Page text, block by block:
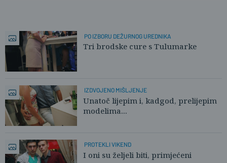
PO IZBORU DEŽURNOG UREDNIKA
Tri brodske cure s Tulumarke
IZDVOJENO MIŠLJENJE
Unatoč lijepim i, kadgod, prelijepim
modelima...
PROTEKLI VIKEND
I oni su željeli biti, primjećeni